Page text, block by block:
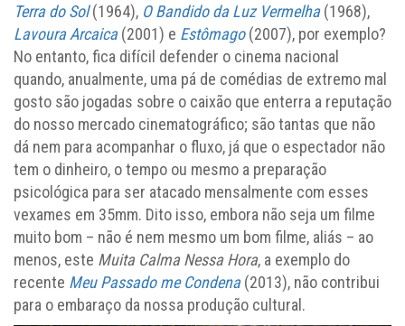
Terra do Sol(1964), O Bandido da Luz Vermelha(1968),
Lavoura Arcaica(2001) e Estômago(2007), por exemplo?
No entanto, fica difícil defender o cinema nacional
quando, anualmente, uma pá de comédias de extremo mal
gosto são jogadas sobre o caixão que enterra a reputação
do nosso mercado cinematográfico; são tantas que não
dá nem para acompanhar o fluxo, já que o espectador não
tem o dinheiro, o tempo ou mesmo a preparação
psicológica para ser atacado mensalmente com esses
vexames em 35mm. Dito isso, embora não seja um filme
muito bom – não é nem mesmo um bom filme, aliás – ao
menos, este Muita Calma Nessa Hora, a exemplo do
recente Meu Passado me Condena (2013), não contribui
para o embaraço da nossa produção cultural.